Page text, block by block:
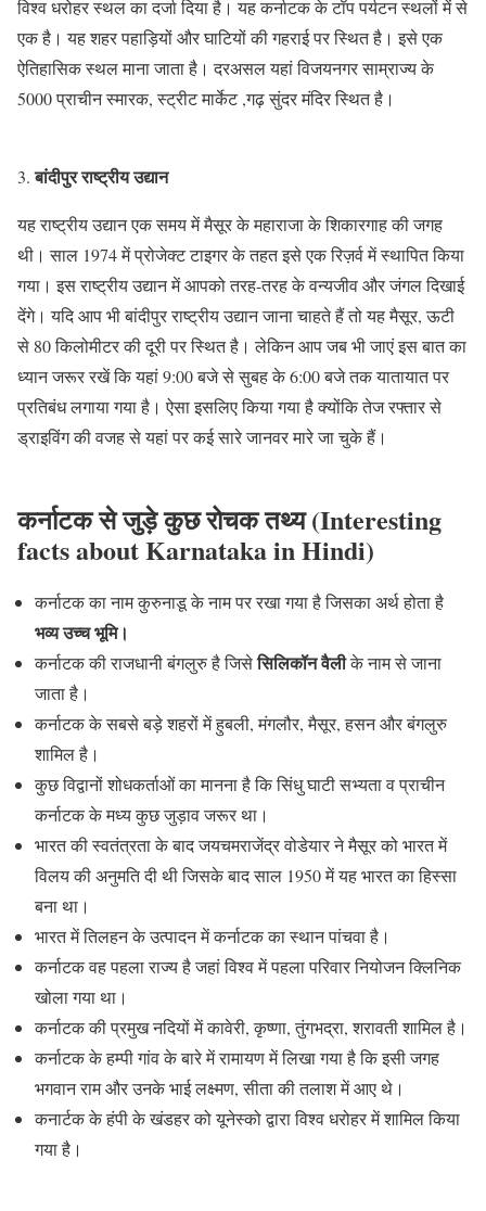
विश्व धरोहर स्थल का दर्जा दिया है। यह कर्नाटक के टॉप पर्यटन स्थलों में से
एक है। यह शहर पहाड़ियों और घाटियों की गहराई पर स्थित है। इसे एक
ऐतिहासिक स्थल माना जाता है। दरअसल यहां विजयनगर साम्राज्य के
5000 प्राचीन स्मारक, स्ट्रीट मार्केट ,गढ़ सुंदर मंदिर स्थित है।
बांदीपुर राष्ट्रीय उद्यान
यह राष्ट्रीय उद्यान एक समय में मैसूर के महाराजा के शिकारगाह की जगह
थी। साल 1974 में प्रोजेक्ट टाइगर के तहत इसे एक रिज़र्व में स्थापित किया
गया। इस राष्ट्रीय उद्यान में आपको तरह-तरह के वन्यजीव और जंगल दिखाई
देंगे। यदि आप भी बांदीपुर राष्ट्रीय उद्यान जाना चाहते हैं तो यह मैसूर, ऊटी
से 80 किलोमीटर की दूरी पर स्थित है। लेकिन आप जब भी जाएं इस बात का
ध्यान जरूर रखें कि यहां 9:00 बजे से सुबह के 6:00 बजे तक यातायात पर
प्रतिबंध लगाया गया है। ऐसा इसलिए किया गया है क्योंकि तेज रफ्तार से
ड्राइविंग की वजह से यहां पर कई सारे जानवर मारे जा चुके हैं।
कर्नाटक से जुड़े कुछ रोचक तथ्य (Interesting
facts about Karnataka in Hindi)
कर्नाटक का नाम कुरुनाडू के नाम पर रखा गया है जिसका अर्थ होता है
भव्य उच्च भूमि।
कर्नाटक की राजधानी बंगलुरु है जिसेसिलिकॉन वैलीके नाम से जाना
जाता है।
कर्नाटक के सबसे बड़े शहरों में हुबली, मंगलौर, मैसूर, हसन और बंगलुरु
शामिल है।
कुछ विद्वानों शोधकर्ताओं का मानना है कि सिंधु घाटी सभ्यता व प्राचीन
कर्नाटक के मध्य कुछ जुड़ाव जरूर था।
भारत की स्वतंत्रता के बाद जयचमराजेंद्र वोडेयार ने मैसूर को भारत में
विलय की अनुमति दी थी जिसके बाद साल 1950 में यह भारत का हिस्सा
बना था।
भारत में तिलहन के उत्पादन में कर्नाटक का स्थान पांचवा है।
कर्नाटक वह पहला राज्य है जहां विश्व में पहला परिवार नियोजन क्लिनिक
खोला गया था।
कर्नाटक की प्रमुख नदियों में कावेरी, कृष्णा, तुंगभद्रा, शरावती शामिल है।
कर्नाटक के हम्पी गांव के बारे में रामायण में लिखा गया है कि इसी जगह
भगवान राम और उनके भाई लक्ष्मण, सीता की तलाश में आए थे।
कनार्टक के हंपी के खंडहर को यूनेस्को द्वारा विश्व धरोहर में शामिल किया
गया है।